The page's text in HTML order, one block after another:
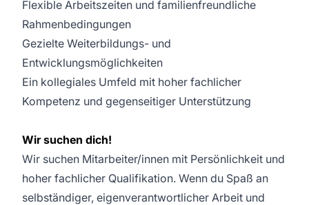
Flexible Arbeitszeiten und familienfreundliche
Rahmenbedingungen
Gezielte Weiterbildungs- und
Entwicklungsmöglichkeiten
Ein kollegiales Umfeld mit hoher fachlicher
Kompetenz und gegenseitiger Unterstützung
Wir suchen dich!
Wir suchen Mitarbeiter/innen mit Persönlichkeit und
hoher fachlicher Qualifikation. Wenn du Spaß an
selbständiger, eigenverantwortlicher Arbeit und